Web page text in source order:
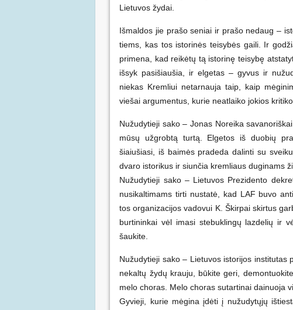
Lietuvos žydai.
Išmaldos jie prašo seniai ir prašo nedaug –
tiems, kas tos istorinės teisybės gaili. Ir
primena, kad reikėtų tą istorinę teisybę
išsyk pasišiaušia, ir elgetas – gyvus ir
niekas Kremliui netarnauja taip, kaip
viešai argumentus, kurie neatlaiko jokios
Nužudytieji sako – Jonas Noreika
mūsų užgrobtą turtą. Elgetos iš duobių
šiaiušiasi, iš baimės pradeda dalinti su
dvaro istorikus ir siunčia kremliaus duginams
Nužudytieji sako – Lietuvos Prezidento
nusikaltimams tirti nustatė, kad LAF buvo
tos organizacijos vadovui K. Škirpai skirtus
burtininkai vėl imasi stebuklingų lazdelių ir
šaukite.
Nužudytieji sako – Lietuvos istorijos
nekaltų žydų krauju, būkite geri,
melo choras. Melo choras sutartinai dainuoja
Gyvieji, kurie mėgina įdėti į nužudytųjų